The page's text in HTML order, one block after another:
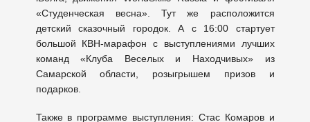
«Студенческая весна». Тут же расположится
детский сказочный городок. А с 16:00 стартует
большой КВН-марафон с выступлениями лучших
команд «Клуба Веселых и Находчивых» из
Самарской области, розыгрышем призов и
подарков.
Также в программе выступления: Стас Комаров и